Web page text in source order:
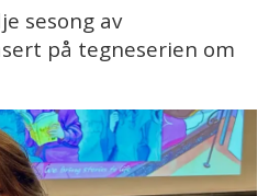
sesong av
på tegneserien om